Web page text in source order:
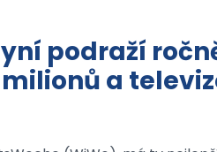
podraží
a